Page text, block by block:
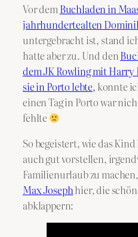
Vor demBuchladen in
jahrhundertealten
untergebracht ist, stand
hatte aber zu. Und den
dem JK Rowling mit Harry
sie in Porto lebte, konnte
einen Tag in Porto war
fehlte
So begeistert, wie das
auch gut vorstellen,
Familienurlaub zu
Max Josephhier, die
abklappern: